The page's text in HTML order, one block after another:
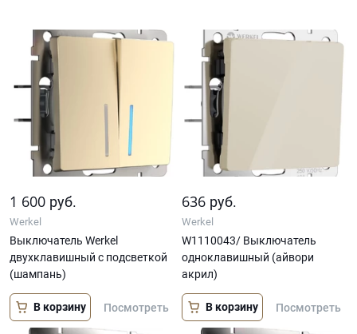
1 600 руб.
Werkel
Выключатель Werkel
двухклавишный с подсветкой
(шампань)
В корзину Посмотреть
636 руб.
Werkel
W1110043/ Выключатель
одноклавишный (айвори
акрил)
В корзину Посмотреть